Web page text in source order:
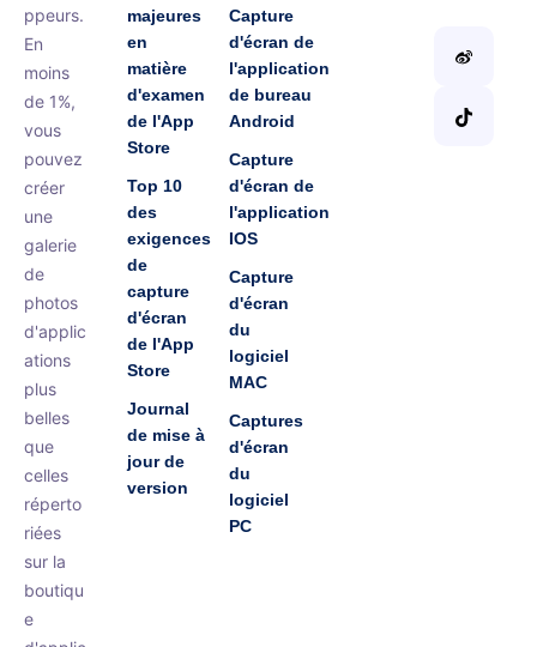
ppeurs.
En
moins
de 1%,
vous
pouvez
créer
une
galerie
de
photos
d'applic
ations
plus
belles
que
celles
réperto
riées
sur la
boutiqu
e
majeures
en
matière
d'examen
de l'App
Store
Top 10
des
exigences
de
capture
d'écran
de l'App
Store
Journal
de mise à
jour de
version
Capture
d'écran de
l'application
de bureau
Android
Capture
d'écran de
l'application
IOS
Capture
d'écran
du
logiciel
MAC
Captures
d'écran
du
logiciel
PC